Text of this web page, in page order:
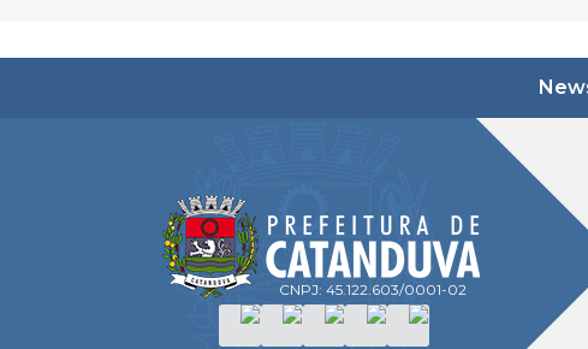
CNPJ: 45.122.603/0001-02